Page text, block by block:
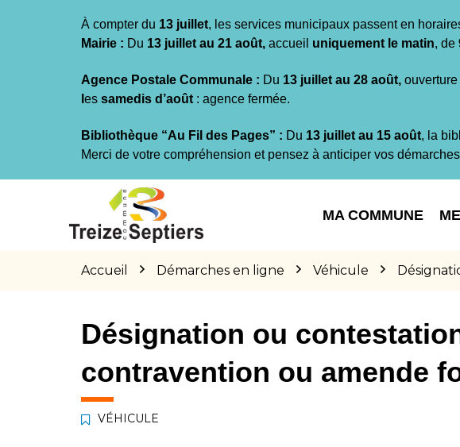
À compter du 13 juillet, les services municipaux passent en
Mairie : Du 13 juillet au 21 août, accueil uniquement le matin, de
Agence Postale Communale : Du 13 juillet au 28 août, ouverture
es samedis d’août : agence fermée.
Bibliothèque “Au Fil des Pages” : Du 13 juillet au 15 août, la
Merci de votre compréhension et pensez à anticiper vos
MA COMMUNE
Accueil Démarches en ligne Véhicule
Désignation ou
contravention ou amende
VÉHICULE